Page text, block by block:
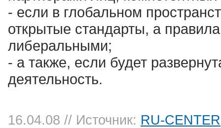
- если в глобальном
открытые стандарты, а
либеральными;
- а также, если будет
деятельность.
16.04.08 // Источник: RU-CENTER